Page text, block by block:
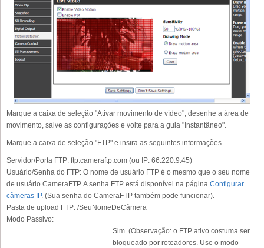
Marque a caixa de seleção "Ativar movimento de vídeo", desenhe a área de
movimento, salve as configurações e volte para a guia "Instantâneo".
Marque a caixa de seleção "FTP" e insira as seguintes informações.
Servidor/Porta FTP: ftp.cameraftp.com (ou IP: 66.220.9.45)
Usuário/Senha do FTP: O nome de usuário FTP é o mesmo que o seu nome
de usuário CameraFTP. A senha FTP está disponível na página Configurar
câmeras IP. (Sua senha do CameraFTP também pode funcionar).
Pasta de upload FTP: /SeuNomeDeCâmera
Modo Passivo:
Sim. (Observação: o FTP ativo costuma ser
bloqueado por roteadores. Use o modo